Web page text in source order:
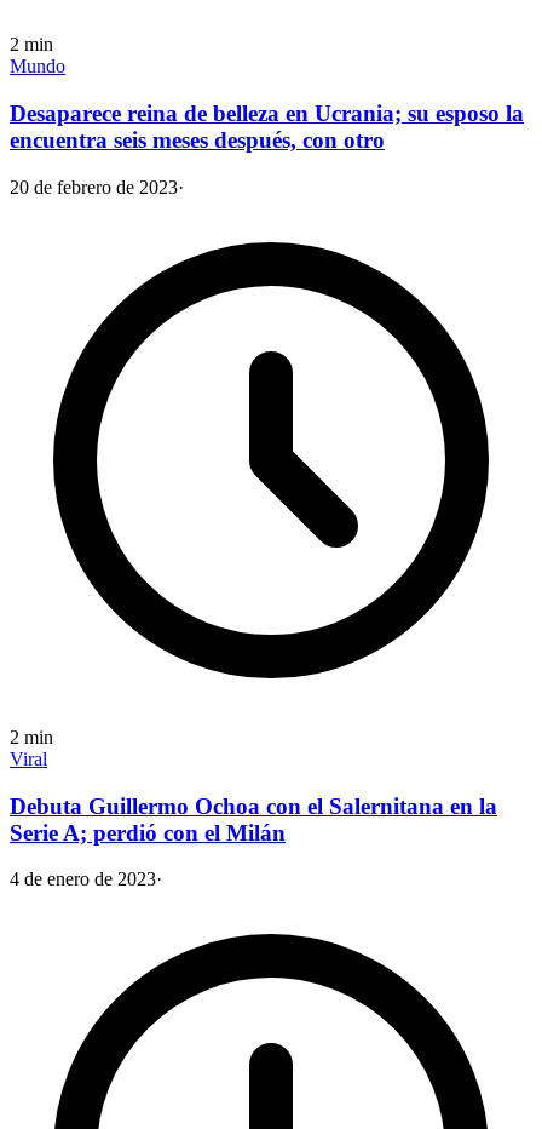
2 min
Mundo
Desaparece reina de belleza en Ucrania; su esposo la
encuentra seis meses después, con otro
20 de febrero de 2023·
2 min
Viral
Debuta Guillermo Ochoa con el Salernitana en la
Serie A; perdió con el Milán
4 de enero de 2023·